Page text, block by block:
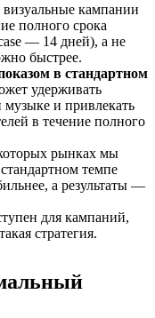
визуальные кампании
полного срока
— 14 дней), а не
быстрее.
в стандартном
удерживать
музыке и привлекать
в течение полного
рынках мы
темпе
а результаты —
для кампаний,
стратегия.